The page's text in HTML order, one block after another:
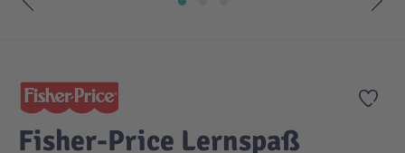
Zur
Fisher-Price Lernspaß